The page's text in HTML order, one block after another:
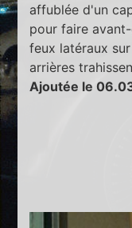
affublée d'un
pour faire
feux latéraux
arrières
Ajoutée le